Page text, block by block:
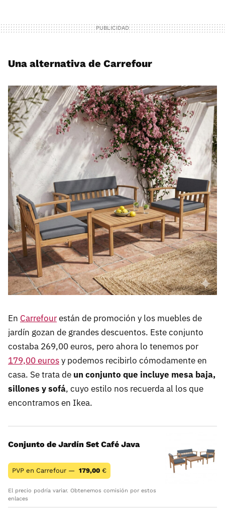
Una alternativa de Carrefour
En Carrefourestán de promoción y los muebles de
jardín gozan de grandes descuentos. Este conjunto
costaba 269,00 euros, pero ahora lo tenemos por
179,00 eurosy podemos recibirlo cómodamente en
casa. Se trata de un conjunto que incluye mesa baja,
sillones y sofá, cuyo estilo nos recuerda al los que
encontramos en Ikea.
Conjunto de Jardín Set Café Java
PVP en Carrefour — 179,00 €
El precio podría variar. Obtenemos comisión por estos
enlaces